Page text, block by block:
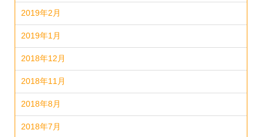
2019年2月
2019年1月
2018年12月
2018年11月
2018年8月
2018年7月